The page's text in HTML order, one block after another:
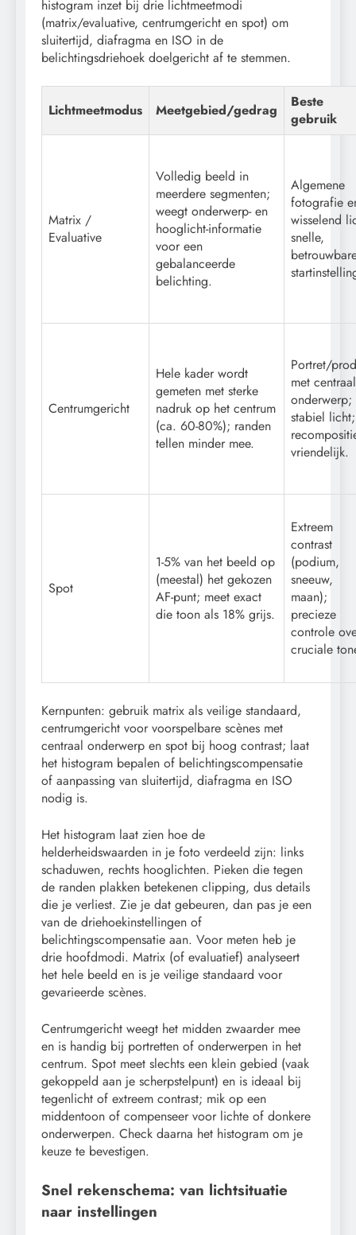
histogram inzet bij drie lichtmeetmodi
(matrix/evaluative, centrumgericht en spot) om
sluitertijd, diafragma en ISO in de
belichtingsdriehoek doelgericht af te stemmen.
Lichtmeetmodus Meetgebied/gedrag
Beste
gebruik
Matrix /
Evaluative
Volledig beeld in
meerdere segmenten;
weegt onderwerp- en
hooglicht-informatie
voor een
gebalanceerde
belichting.
Algemene
fotografie
wisselend
snelle,
Centrumgericht
Hele kader wordt
gemeten met sterke
nadruk op het centrum
(ca. 60-80%); randen
tellen minder mee.
Portret/
met centraal
onderwerp;
stabiel licht;
vriendelijk.
Spot
1-5% van het beeld op
(meestal) het gekozen
AF-punt; meet exact
die toon als 18% grijs.
Extreem
contrast
(podium,
sneeuw,
maan);
precieze
controle
cruciale
Kernpunten: gebruik matrix als veilige standaard,
centrumgericht voor voorspelbare scènes met
centraal onderwerp en spot bij hoog contrast; laat
het histogram bepalen of belichtingscompensatie
of aanpassing van sluitertijd, diafragma en ISO
nodig is.
Het histogram laat zien hoe de
helderheidswaarden in je foto verdeeld zijn: links
schaduwen, rechts hooglichten. Pieken die tegen
de randen plakken betekenen clipping, dus details
die je verliest. Zie je dat gebeuren, dan pas je een
van de driehoekinstellingen of
belichtingscompensatie aan. Voor meten heb je
drie hoofdmodi. Matrix (of evaluatief) analyseert
het hele beeld en is je veilige standaard voor
gevarieerde scènes.
Centrumgericht weegt het midden zwaarder mee
en is handig bij portretten of onderwerpen in het
centrum. Spot meet slechts een klein gebied (vaak
gekoppeld aan je scherpstelpunt) en is ideaal bij
tegenlicht of extreem contrast; mik op een
middentoon of compenseer voor lichte of donkere
onderwerpen. Check daarna het histogram om je
keuze te bevestigen.
Snel rekenschema: van lichtsituatie
naar instellingen